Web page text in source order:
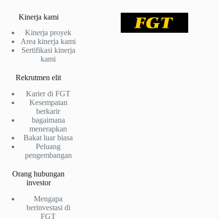
Kinerja kami
Kinerja proyek
Area kinerja kami
Sertifikasi kinerja
kami
Rekrutmen elit
Karier di FGT
Kesempatan
berkarir
bagaimana
menerapkan
Bakat luar biasa
Peluang
pengembangan
Orang hubungan
investor
Mengapa
berinvestasi di
FGT